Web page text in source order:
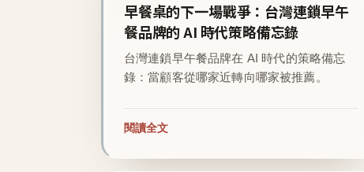
早餐桌的下一場戰爭：台灣連鎖早午
餐品牌的 AI 時代策略備忘錄
台灣連鎖早午餐品牌在 AI 時代的策略備忘
錄：當顧客從哪家近轉向哪家被推薦。
閱讀全文